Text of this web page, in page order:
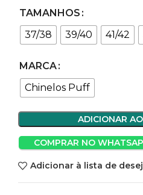
TAMANHOS
37/38
39/40 41/42
MARCA
Chinelos Puff
ADICIONAR
COMPRAR NO
Adicionar à lista de